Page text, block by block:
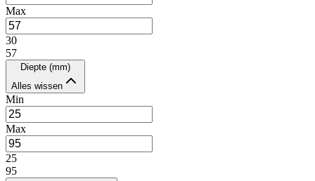
Max
30
57
Diepte (mm)
Alles wissen
Min
Max
25
95